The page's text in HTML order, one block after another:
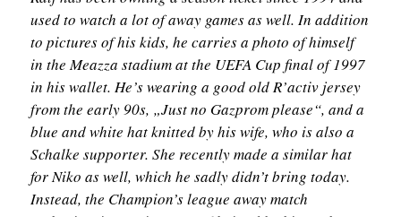
used to watch a lot of away games as well. In addition
to pictures of his kids, he carries a photo of himself
in the Meazza stadium at the UEFA Cup final of 1997
in his wallet. He’s wearing a good old R’activ jersey
from the early 90s, „Just no Gazprom please“, and a
blue and white hat knitted by his wife, who is also a
Schalke supporter. She recently made a similar hat
for Niko as well, which he sadly didn’t bring today.
Instead, the Champion’s league away match